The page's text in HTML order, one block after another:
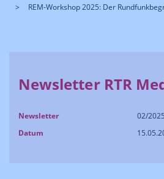
REM-Workshop 2025: Der
Newsletter RTR
Newsletter
02/2025
Datum